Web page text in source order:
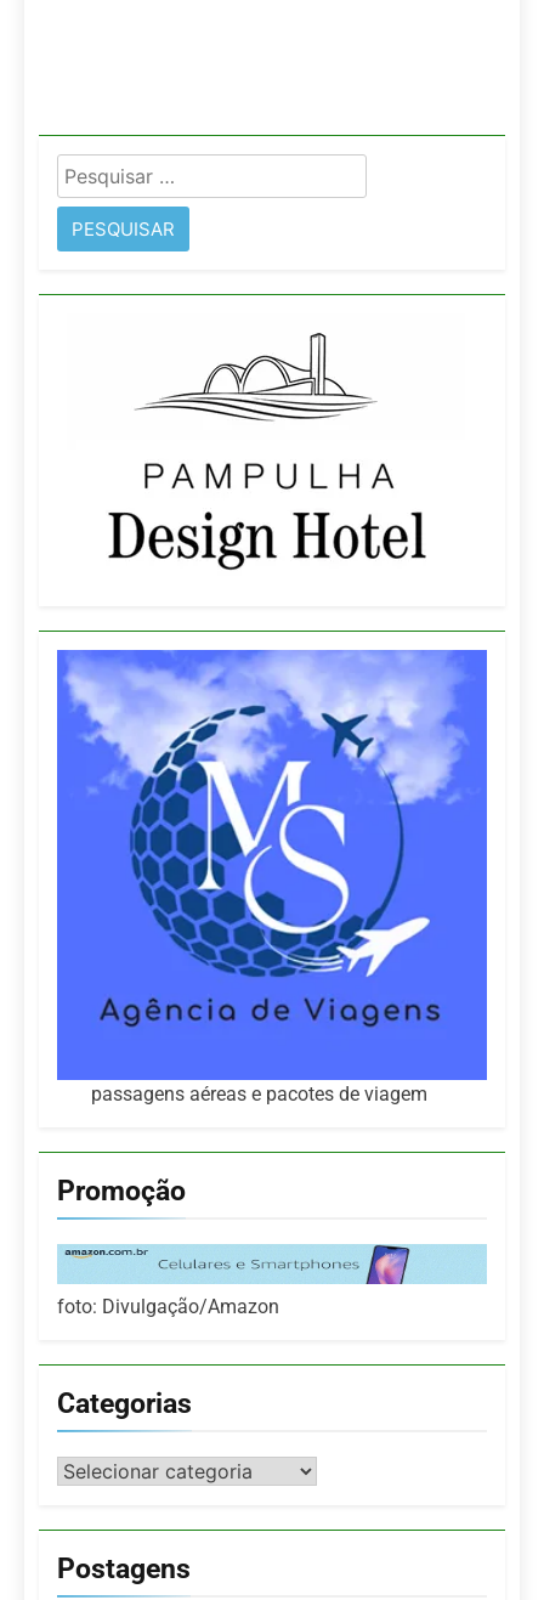
Pesquisar
por:
passagens aéreas e pacotes de viagem
Promoção
foto: Divulgação/Amazon
Categorias
Categorias
Postagens